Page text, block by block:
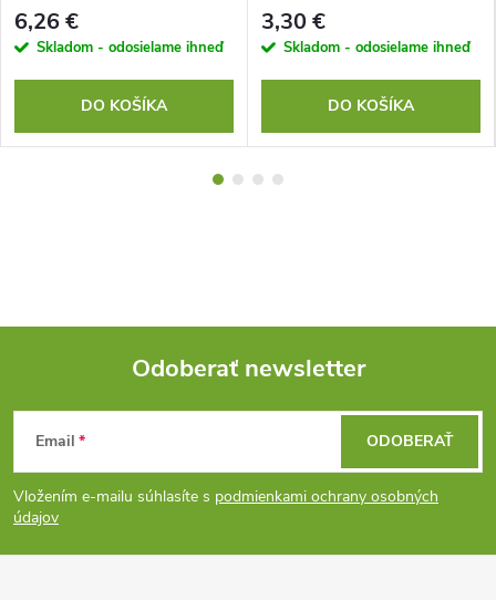
6,26 €
Skladom - odosielame ihneď
DO KOŠÍKA
3,30 €
Skladom - odosielame ihneď
DO KOŠÍKA
Z
á
p
Odoberať newsletter
Email
Vložením e-mailu súhlasíte s podmienkami ochrany osobných
údajov
ODOBERAŤ